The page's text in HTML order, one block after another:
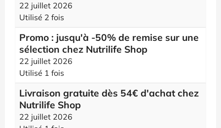
22 juillet 2026
Utilisé 2 fois
Promo : jusqu'à -50% de remise sur une
sélection chez Nutrilife Shop
22 juillet 2026
Utilisé 1 fois
Livraison gratuite dès 54€ d'achat chez
Nutrilife Shop
22 juillet 2026